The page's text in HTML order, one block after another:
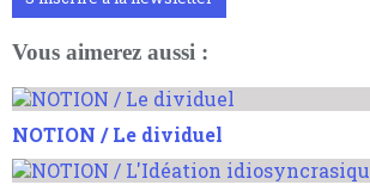
Vous aimerez aussi :
NOTION / Le dividuel